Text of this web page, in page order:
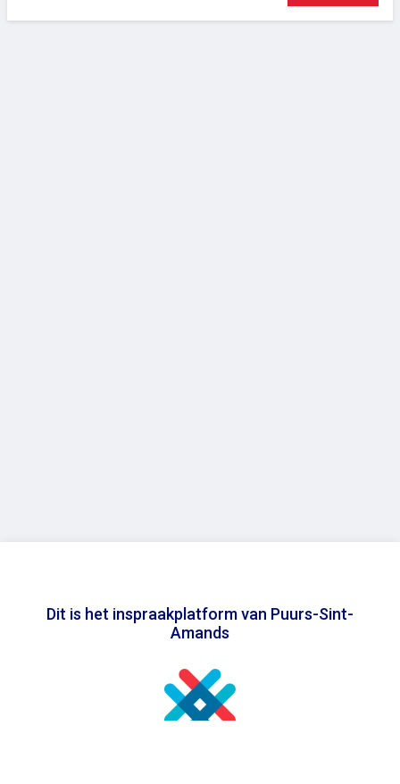
Dit is het inspraakplatform van Puurs-Sint-
Amands